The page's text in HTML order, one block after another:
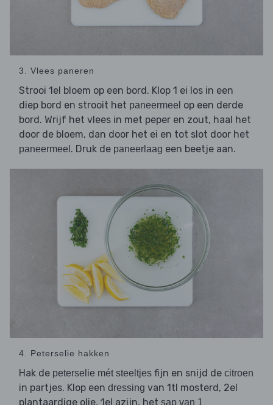
3. Vlees paneren
Strooi 1el bloem op een bord. Klop 1 ei los in een
diep bord en strooit het paneermeel op een derde
bord. Wrijf het vlees in met peper en zout, haal het
door de bloem, dan door het ei en tot slot door het
paneermeel . Druk de paneerlaag een beetje aan.
4. Peterselie hakken
Hak de peterselie mét steeltjes fijn en snijd de citroen
in partjes. Klop een dressing van 1tl mosterd, 2el
plantaardige olie, 1el azijn, het sap van 1